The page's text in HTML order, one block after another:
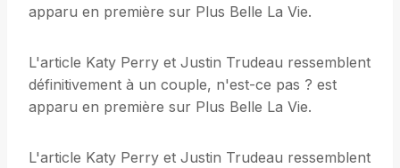
apparu en première sur Plus Belle La Vie.
L'article Katy Perry et Justin Trudeau ressemblent
définitivement à un couple, n'est-ce pas ? est
apparu en première sur Plus Belle La Vie.
L'article Katy Perry et Justin Trudeau ressemblent